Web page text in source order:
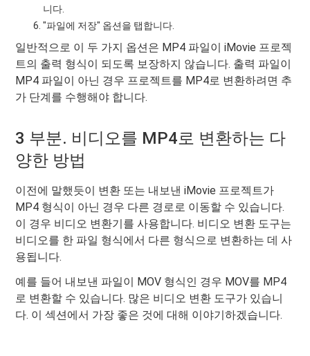
니다.
"파일에 저장" 옵션을 탭합니다.
일반적으로 이 두 가지 옵션은 MP4 파일이 iMovie 프로젝
트의 출력 형식이 되도록 보장하지 않습니다. 출력 파일이
MP4 파일이 아닌 경우 프로젝트를 MP4로 변환하려면 추
가 단계를 수행해야 합니다.
3 부분. 비디오를 MP4로 변환하는 다
양한 방법
이전에 말했듯이 변환 또는 내보낸 iMovie 프로젝트가
MP4 형식이 아닌 경우 다른 경로로 이동할 수 있습니다.
이 경우 비디오 변환기를 사용합니다. 비디오 변환 도구는
비디오를 한 파일 형식에서 다른 형식으로 변환하는 데 사
용됩니다.
예를 들어 내보낸 파일이 MOV 형식인 경우 MOV를 MP4
로 변환할 수 있습니다. 많은 비디오 변환 도구가 있습니
다. 이 섹션에서 가장 좋은 것에 대해 이야기하겠습니다.